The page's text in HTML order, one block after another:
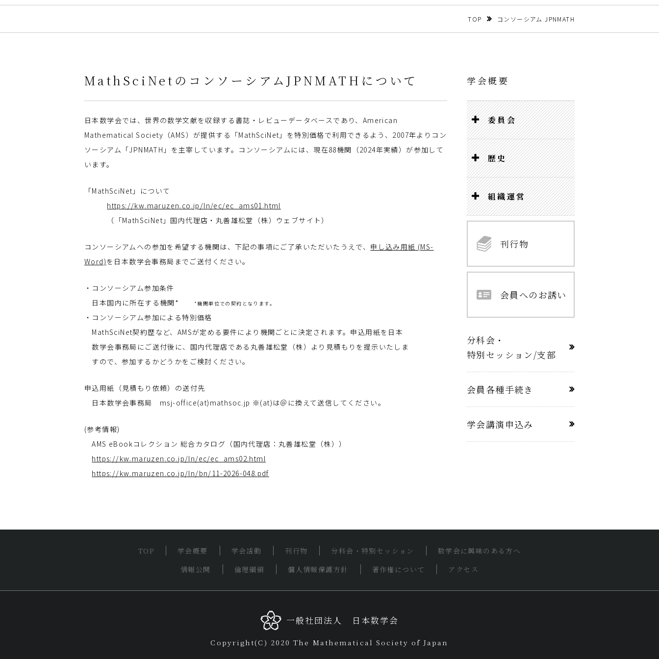
TOP コンソーシアム JPNMATH
MathSciNetのコンソーシアムJPNMATHについて
日本数学会では、世界の数学文献を収録する書誌・レビューデータベースであり、American
Mathematical Society（AMS）が提供する「MathSciNet」を特別価格で利用できるよう、2007年よりコン
ソーシアム「JPNMATH」を主宰しています。コンソーシアムには、現在88機関（2024年実績）が参加して
います。
「MathSciNet」について
https://kw.maruzen.co.jp/ln/ec/ec_ams01.html
（「MathSciNet」国内代理店・丸善雄松堂（株）ウェブサイト）
コンソーシアムへの参加を希望する機関は、下記の事項にご了承いただいたうえで、 申し込み用紙 (MS-
Word)を日本数学会事務局までご送付ください。
・コンソーシアム参加条件
日本国内に所在する機関*
*機関単位での契約となります。
・コンソーシアム参加による特別価格
MathSciNet契約歴など、AMSが定める要件により機関ごとに決定されます。申込用紙を日本
数学会事務局にご送付後に、国内代理店である丸善雄松堂（株）より見積もりを提示いたしま
すので、参加するかどうかをご検討ください。
申込用紙（見積もり依頼）の送付先
日本数学会事務局 msj-office(at)mathsoc.jp ※(at)は＠に換えて送信してください。
(参考情報)
AMS eBookコレクション 総合カタログ（国内代理店：丸善雄松堂（株））
https://kw.maruzen.co.jp/ln/ec/ec_ams02.html
https://kw.maruzen.co.jp/ln/bn/11-2026-048.pdf
学会概要
委員会
歴史
組織運営
刊行物
会員へのお誘い
分科会・
特別セッション/支部
会員各種手続き
学会講演申込み
TOP 学会概要 学会活動 刊行物 分科会・特別セッション
数学会に興味のある方へ
情報公開
倫理綱領 個人情報保護方針 著作権について アクセス
一般社団法人 日本数学会
Copyright(C) 2020 The Mathematical Society of Japan